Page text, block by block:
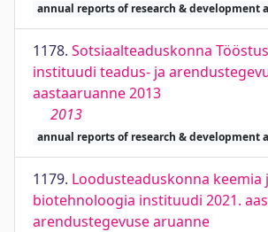
annual reports of research & development
1178. Sotsiaalteaduskonna
instituudi teadus- ja
aastaaruanne 2013
2013
annual reports of research & development
1179. Loodusteaduskonna keemia
biotehnoloogia instituudi 2021.
arendustegevuse aruanne